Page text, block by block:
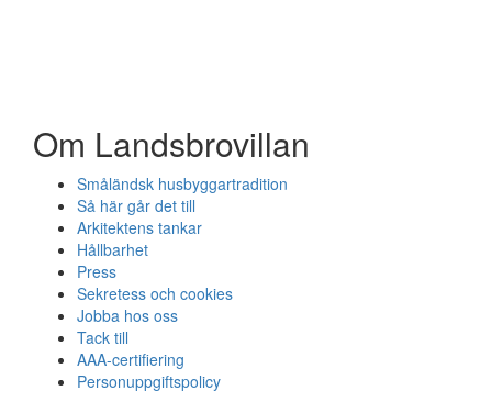
Om Landsbrovillan
Småländsk husbyggartradition
Så här går det till
Arkitektens tankar
Hållbarhet
Press
Sekretess och cookies
Jobba hos oss
Tack till
AAA-certifiering
Personuppgiftspolicy